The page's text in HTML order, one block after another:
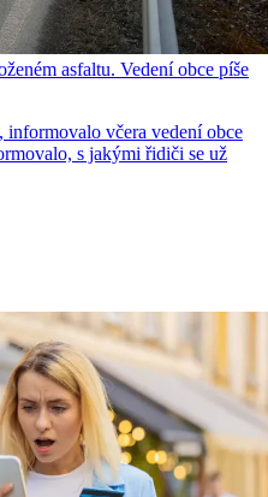
asfaltu. Vedení obce píše
informovalo včera vedení obce
s jakými řidiči se už